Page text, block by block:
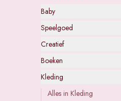
Baby
Speelgoed
Creatief
Boeken
Kleding
Alles in Kleding